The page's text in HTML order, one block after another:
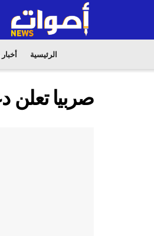
الرئيسية
صربيا تعلن